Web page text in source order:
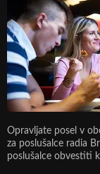
Opravljate posel v
za poslušalce radia
poslušalce obvestiti